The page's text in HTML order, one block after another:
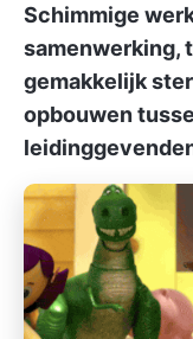
Schimmige
samenwerking,
gemakkelijk
opbouwen